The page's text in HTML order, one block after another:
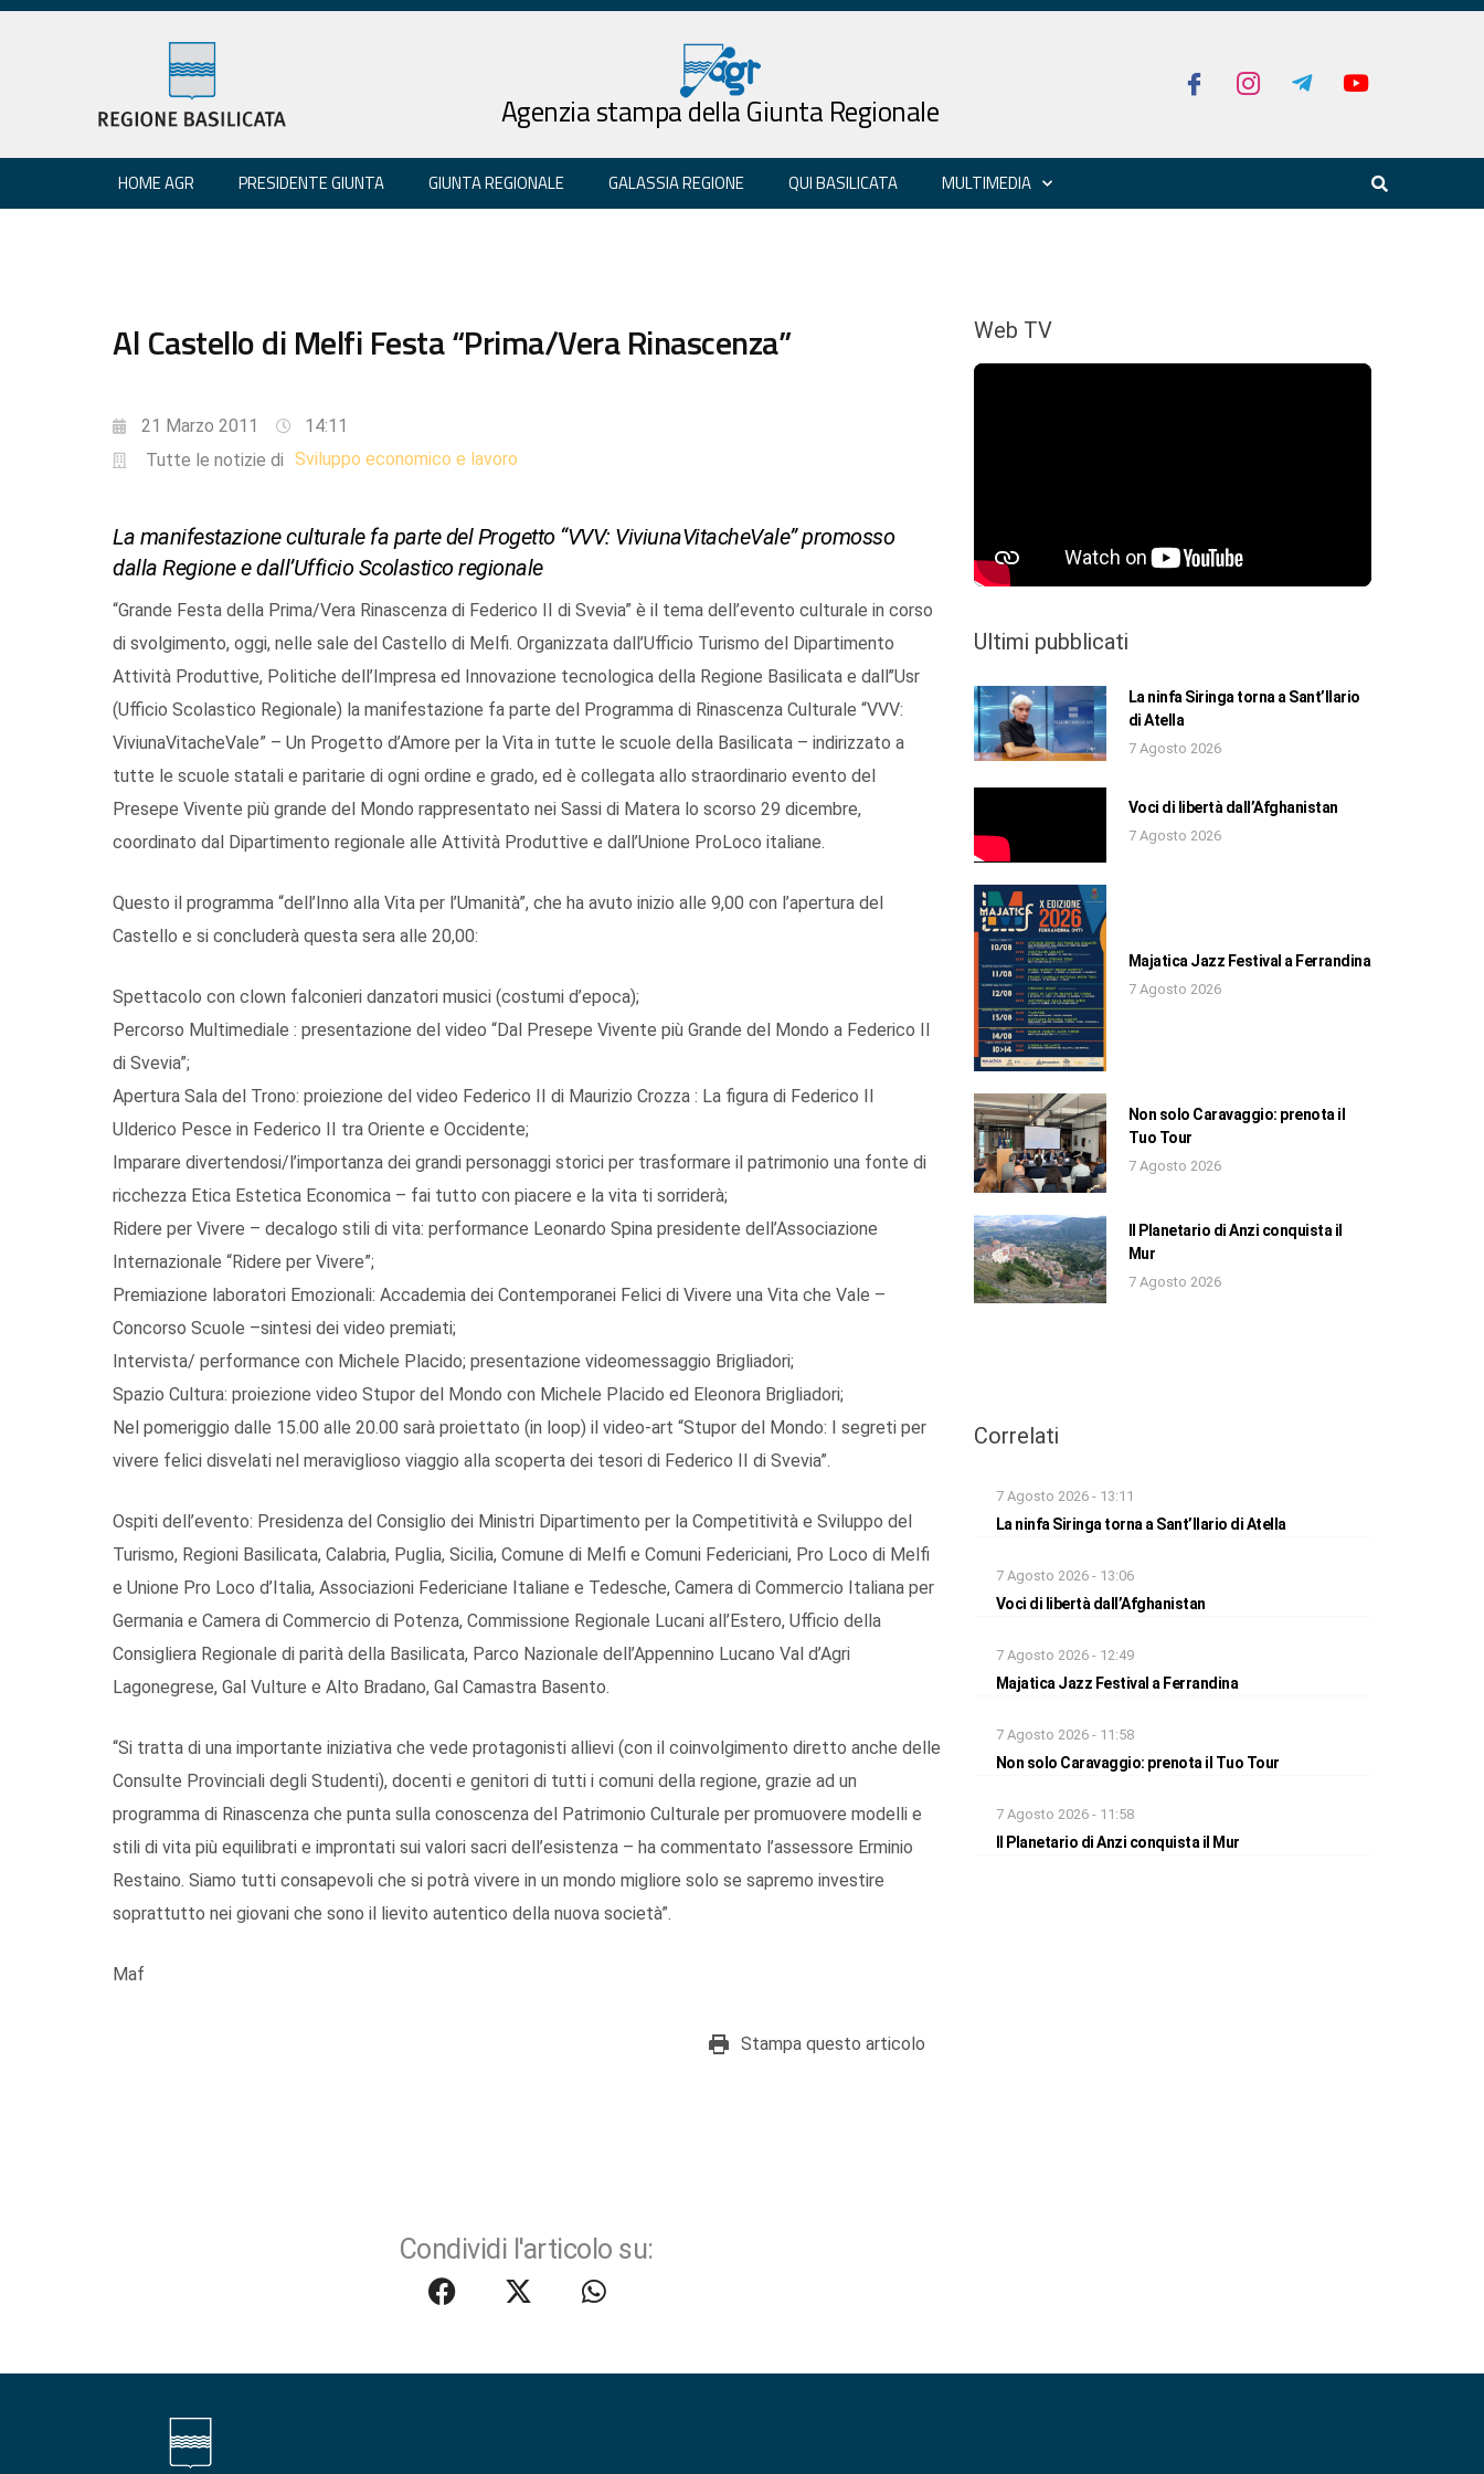
Agenzia stampa della Giunta Regionale
HOME AGR PRESIDENTE GIUNTA GIUNTA REGIONALE GALASSIA REGIONE QUI BASILICATA MULTIMEDIA
Al Castello di Melfi Festa “Prima/Vera Rinascenza”
21 Marzo 2011
14:11
Tutte le notizie di Sviluppo economico e lavoro
La manifestazione culturale fa parte del Progetto “VVV: ViviunaVitacheVale” promosso
dalla Regione e dall’Ufficio Scolastico regionale
“Grande Festa della Prima/Vera Rinascenza di Federico II di Svevia” è il tema dell’evento culturale in corso
di svolgimento, oggi, nelle sale del Castello di Melfi. Organizzata dall’Ufficio Turismo del Dipartimento
Attività Produttive, Politiche dell’Impresa ed Innovazione tecnologica della Regione Basilicata e dall’’Usr
(Ufficio Scolastico Regionale) la manifestazione fa parte del Programma di Rinascenza Culturale “VVV:
ViviunaVitacheVale” – Un Progetto d’Amore per la Vita in tutte le scuole della Basilicata – indirizzato a
tutte le scuole statali e paritarie di ogni ordine e grado, ed è collegata allo straordinario evento del
Presepe Vivente più grande del Mondo rappresentato nei Sassi di Matera lo scorso 29 dicembre,
coordinato dal Dipartimento regionale alle Attività Produttive e dall’Unione ProLoco italiane.
Questo il programma “dell’Inno alla Vita per l’Umanità”, che ha avuto inizio alle 9,00 con l’apertura del
Castello e si concluderà questa sera alle 20,00:
Spettacolo con clown falconieri danzatori musici (costumi d’epoca);
Percorso Multimediale : presentazione del video “Dal Presepe Vivente più Grande del Mondo a Federico II
di Svevia”;
Apertura Sala del Trono: proiezione del video Federico II di Maurizio Crozza : La figura di Federico II
Ulderico Pesce in Federico II tra Oriente e Occidente;
Imparare divertendosi/l’importanza dei grandi personaggi storici per trasformare il patrimonio una fonte di
ricchezza Etica Estetica Economica – fai tutto con piacere e la vita ti sorriderà;
Ridere per Vivere – decalogo stili di vita: performance Leonardo Spina presidente dell’Associazione
Internazionale “Ridere per Vivere”;
Premiazione laboratori Emozionali: Accademia dei Contemporanei Felici di Vivere una Vita che Vale –
Concorso Scuole –sintesi dei video premiati;
Intervista/ performance con Michele Placido; presentazione videomessaggio Brigliadori;
Spazio Cultura: proiezione video Stupor del Mondo con Michele Placido ed Eleonora Brigliadori;
Nel pomeriggio dalle 15.00 alle 20.00 sarà proiettato (in loop) il video-art “Stupor del Mondo: I segreti per
vivere felici disvelati nel meraviglioso viaggio alla scoperta dei tesori di Federico II di Svevia”.
Ospiti dell’evento: Presidenza del Consiglio dei Ministri Dipartimento per la Competitività e Sviluppo del
Turismo, Regioni Basilicata, Calabria, Puglia, Sicilia, Comune di Melfi e Comuni Federiciani, Pro Loco di Melfi
e Unione Pro Loco d’Italia, Associazioni Federiciane Italiane e Tedesche, Camera di Commercio Italiana per
Germania e Camera di Commercio di Potenza, Commissione Regionale Lucani all’Estero, Ufficio della
Consigliera Regionale di parità della Basilicata, Parco Nazionale dell’Appennino Lucano Val d’Agri
Lagonegrese, Gal Vulture e Alto Bradano, Gal Camastra Basento.
“Si tratta di una importante iniziativa che vede protagonisti allievi (con il coinvolgimento diretto anche delle
Consulte Provinciali degli Studenti), docenti e genitori di tutti i comuni della regione, grazie ad un
programma di Rinascenza che punta sulla conoscenza del Patrimonio Culturale per promuovere modelli e
stili di vita più equilibrati e improntati sui valori sacri dell’esistenza – ha commentato l’assessore Erminio
Restaino. Siamo tutti consapevoli che si potrà vivere in un mondo migliore solo se sapremo investire
soprattutto nei giovani che sono il lievito autentico della nuova società”.
Maf
Stampa questo articolo
Condividi l'articolo su:
Web TV
Ultimi pubblicati
La ninfa Siringa torna a Sant’Ilario
di Atella
7 Agosto 2026
Voci di libertà dall’Afghanistan
7 Agosto 2026
Majatica Jazz Festival a Ferrandina
7 Agosto 2026
Non solo Caravaggio: prenota il
Tuo Tour
7 Agosto 2026
Il Planetario di Anzi conquista il
Mur
7 Agosto 2026
Correlati
7 Agosto 2026 - 13:11
La ninfa Siringa torna a Sant’Ilario di Atella
7 Agosto 2026 - 13:06
Voci di libertà dall’Afghanistan
7 Agosto 2026 - 12:49
Majatica Jazz Festival a Ferrandina
7 Agosto 2026 - 11:58
Non solo Caravaggio: prenota il Tuo Tour
7 Agosto 2026 - 11:58
Il Planetario di Anzi conquista il Mur